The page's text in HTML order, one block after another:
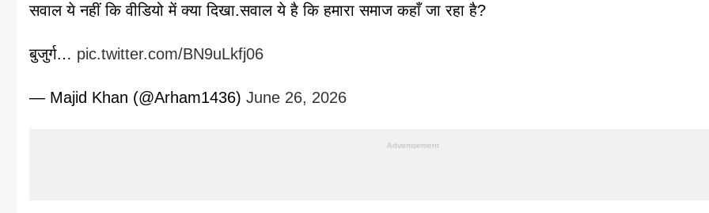
सवाल ये नहीं कि वीडियो में क्या दिखा.सवाल ये है कि हमारा समाज कहाँ जा रहा है?
बुजुर्ग… pic.twitter.com/BN9uLkfj06
— Majid Khan (@Arham1436) June 26, 2026